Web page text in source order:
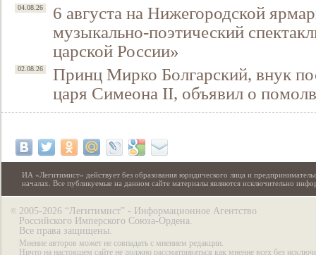
04.08.26
6 августа на Нижегородской
музыкально-поэтический
царской России»
02.08.26
Принц Мирко Болгарский, внук
царя Симеона II, объявил о
ИА «Легитимист» действует без образования юридического лица и
началах. Все публикуемые на данном сайте материалы являются исключительно
© 2005-2026 “Легитимист” - Информационное Агентство
Российского Имперского Союза-Ордена.
Все права защищены.
Мнение авторов может не совпадать с мнением редакции.
Ничто на настоящем сайте не должно рассматриваться как мнение всех без